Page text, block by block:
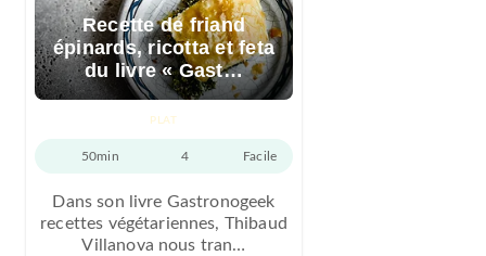
Recette de friand
épinards, ricotta et feta
du livre « Gast…
PLAT
50min 4 Facile
Dans son livre Gastronogeek
recettes végétariennes, Thibaud
Villanova nous tran…